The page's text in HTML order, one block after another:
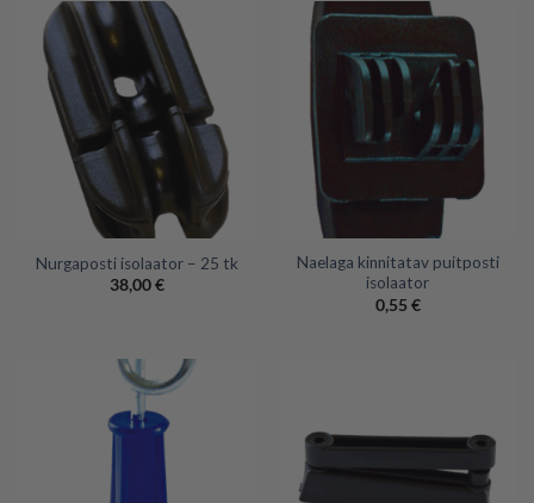
Nurgaposti isolaator – 25 tk
38,00€
Naelaga kinnitatav puitposti
isolaator
0,55 €